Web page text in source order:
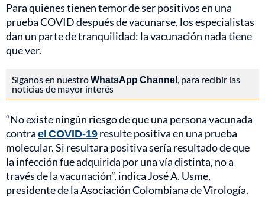
Para quienes tienen temor de ser positivos en una
prueba COVID después de vacunarse, los especialistas
dan un parte de tranquilidad: la vacunación nada tiene
que ver.
Síganos en nuestroWhatsApp Channel , para recibir las
noticias de mayor interés
“No existe ningún riesgo de que una persona vacunada
contrael COVID-19resulte positiva en una prueba
molecular. Si resultara positiva sería resultado de que
la infección fue adquirida por una vía distinta, no a
través de la vacunación”, indica José A. Usme,
presidente de la Asociación Colombiana de Virología.